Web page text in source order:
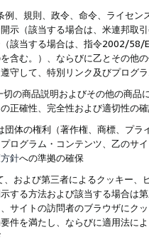
、規則、政令、命令、ライセ
示（該当する場合は、米連邦取
該当する場合は、指令2002/58/
含む。）、ならびに乙とその他
守して、特別リンク及びプログ
の商品説明およびその他の商
正確性、完全性および適切性の
体の権利（著作権、商標、プ
ログラム・コンテンツ、乙のサ
針への準拠の確保
および第三者によるクッキー
する方法および該当する場合は
サイトの訪問者のブラウザにク
件を満たし、ならびに適用法に